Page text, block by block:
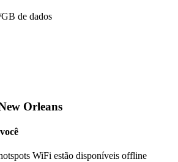
de dados
Orleans
WiFi estão disponíveis offline